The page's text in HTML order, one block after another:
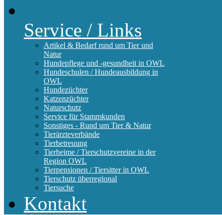
Service / Links
Artikel & Bedarf rund um Tier und
Natur
Hundepflege und -gesundheit in OWL
Hundeschulen / Hundeausbildung in
OWL
Hundezüchter
Katzenzüchter
Naturschutz
Service für Stammkunden
Sonstiges - Rund um Tier & Natur
Tierärzteverbände
Tierbetreuung
Tierheime / Tierschutzvereine in der
Region OWL
Tierpensionen / Tiersitter in OWL
Tierschutz überregional
Tiersuche
Kontakt